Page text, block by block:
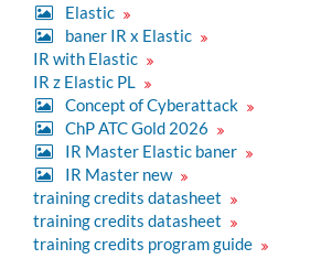
Elastic
baner IR x Elastic
IR with Elastic
IR z Elastic PL
Concept of Cyberattack
ChP ATC Gold 2026
IR Master Elastic baner
IR Master new
training credits datasheet
training credits datasheet
training credits program guide